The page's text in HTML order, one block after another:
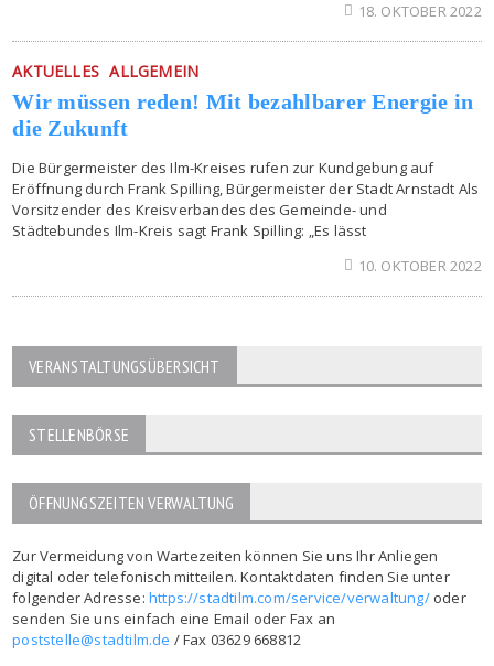
18. OKTOBER 2022
AKTUELLES ALLGEMEIN
Wir müssen reden! Mit bezahlbarer Energie in
die Zukunft
Die Bürgermeister des Ilm-Kreises rufen zur Kundgebung auf
Eröffnung durch Frank Spilling, Bürgermeister der Stadt Arnstadt Als
Vorsitzender des Kreisverbandes des Gemeinde- und
Städtebundes Ilm-Kreis sagt Frank Spilling: „Es lässt
10. OKTOBER 2022
VERANSTALTUNGSÜBERSICHT
STELLENBÖRSE
ÖFFNUNGSZEITEN VERWALTUNG
Zur Vermeidung von Wartezeiten können Sie uns Ihr Anliegen
digital oder telefonisch mitteilen. Kontaktdaten finden Sie unter
folgender Adresse: https://stadtilm.com/service/verwaltung/oder
senden Sie uns einfach eine Email oder Fax an
poststelle@stadtilm.de / Fax 03629 668812